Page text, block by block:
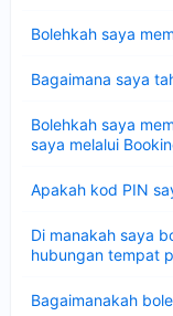
Bolehkah saya
Bagaimana saya
Bolehkah saya
saya melalui
Apakah kod PIN
Di manakah saya
hubungan tempat
Bagaimanakah